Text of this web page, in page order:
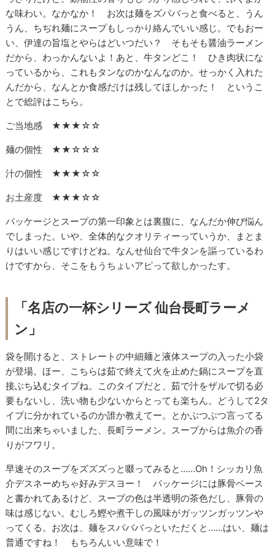
な味わい。なかなか！ お次は麺をズババっと食べると、うん
うん、ちぢれ麺にスープもしっかり絡んでいい感じ。でもおー
い、伊達の旨塩とやらはどいつだい？ そもそも醤油ラーメン
だから、わっかんないよ！あと、牛タンどこ！ ひき肉状にな
っているから、これもタンなのかなんなのか。せっかく入れた
んだから、なんとか食感だけは残してほしかった！ というこ
とで総評はこちら。
ご当地感 ★★★☆☆
麺の個性 ★★☆☆☆
汁の個性 ★★★☆☆
お土産度 ★★★☆☆
パッケージとスープの第一印象とは裏腹に、なんだか伸び悩ん
でしまった。いや、全体的なクオリティーっていうか、まとま
りはいい感じですけどね。なんせ仙台で牛タンを謳っているわ
けですから、そこをもうちょいアピって欲しかったす。
「名店の一杯シリーズ 仙台長町ラーメ
ン」
袋を開けると、ストレートの中細麺と液体スープの入った小袋
が登場。ほー、こちらは茹で終えて火を止めた鍋にスープを直
接ぶち込むタイプね。このタイプだと、茹で汁をザルで切る必
要もないし、洗い物も少ないからとっても楽ちん。どうして2タ
イプに分かれているのか誰か教えてー。とかぶつぶつ言ってる
間に出来ちゃいました、長町ラーメン。スープからは魚介の香
りがフワリ。
早速そのスープをズズズっと啜ってみると……Oh！シッカリ魚
介デスネーめちゃ好みデスヨー！ パッケージには豚骨ベース
と書かれてあるけど、スープの色は半透明の茶色だし、豚骨の
味は感じない。むしろ鰹や煮干しの風味がガッツンガッツンや
ってくる。お次は、麺をスバババっといただくと……はい、麺は
普通ですね！ もちろんいい意味で！